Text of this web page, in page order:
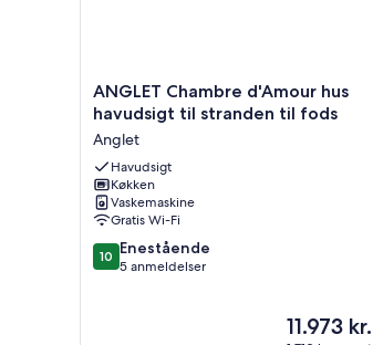
ANGLET
Chambre
hus
havudsigt
til
stranden
til
fods
Anglet
ANGLET Chambre d'Amour hus
havudsigt til stranden til fods
Anglet
Havudsigt
Køkken
Vaskemaskine
Gratis Wi-Fi
10.0
ud
10 Enestående
5 anmeldelser
Prisen
11.973 kr.